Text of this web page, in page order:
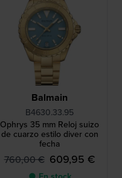
Balmain
B4630.33.95
Ophrys 35 mm Reloj suizo
de cuarzo estilo diver con
fecha
760,00 € 609,95 €